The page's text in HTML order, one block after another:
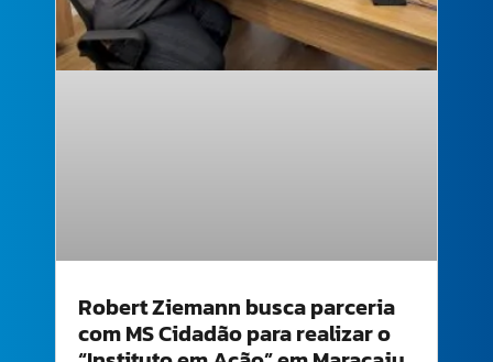
Robert Ziemann busca parceria
com MS Cidadão para realizar o